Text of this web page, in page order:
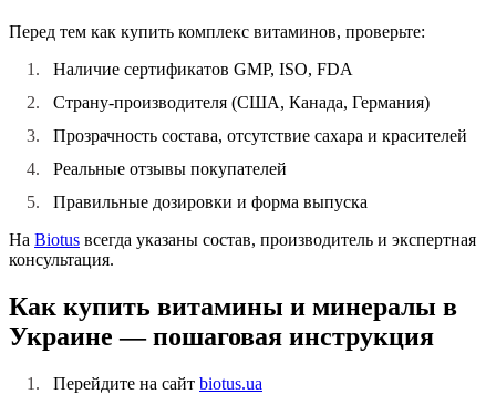
Перед тем как купить комплекс витаминов, проверьте:
Наличие сертификатов GMP, ISO, FDA
Страну-производителя (США, Канада, Германия)
Прозрачность состава, отсутствие сахара и красителей
Реальные отзывы покупателей
Правильные дозировки и форма выпуска
На Biotus всегда указаны состав, производитель и экспертная
консультация.
Как купить витамины и минералы в
Украине — пошаговая инструкция
Перейдите на сайт biotus.ua